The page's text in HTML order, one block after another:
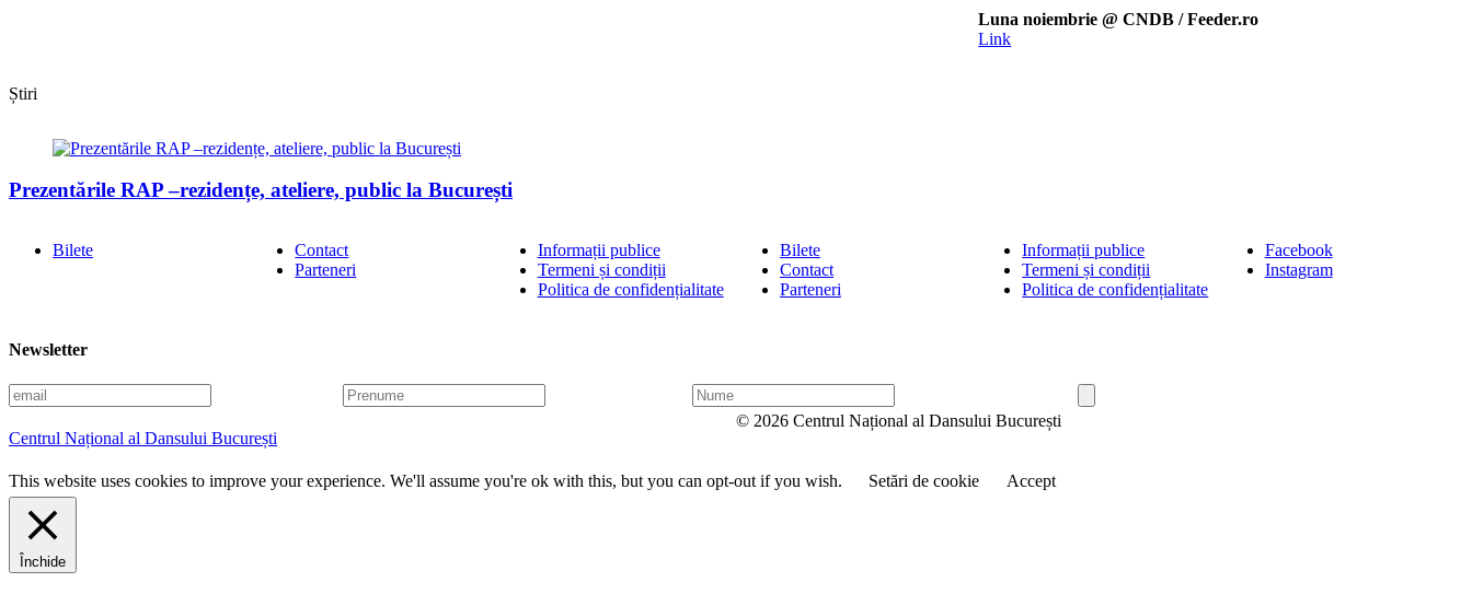
Luna noiembrie @ CNDB / Feeder.ro
Link
Știri
Prezentările RAP –rezidențe, ateliere, public la București
Bilete
Contact
Parteneri
Informații publice
Termeni și condiții
Politica de confidențialitate
Bilete
Contact
Parteneri
Informații publice
Termeni și condiții
Politica de confidențialitate
Facebook
Instagram
Newsletter
E
m
a
i
l
P
r
u
m
N
u
Centrul Național al Dansului București
© 2026 Centrul Național al Dansului București
This website uses cookies to improve your experience. We'll assume you're ok with this, but you can opt-out if you wish. Setări de cookie Accept
Închide